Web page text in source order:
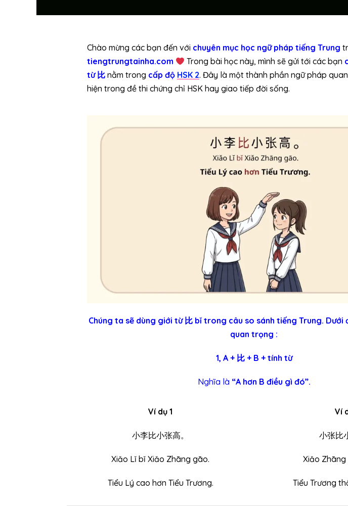
Chào mừng các bạn đến với chuyên mục học ngữ pháp tiếng Trung
tiengtrungtainha.com
Trong bài học này, mình sẽ gửi tới các bạn
từ 比 nằm trong cấp độ HSK 2. Đây là một thành phần ngữ pháp
hiện trong đề thi chứng chỉ HSK hay giao tiếp đời sống.
Chúng ta sẽ dùng giới từ 比 bǐ trong câu so sánh tiếng Trung. Dưới
quan trọng :
1, A + 比 + B + tính từ
Nghĩa là “A hơn B điều gì đó”.
Ví dụ 1
小李比小张高。
Xiǎo Lǐ bǐ Xiǎo Zhāng gāo.
Tiểu Lý cao hơn Tiểu Trương.
Ví
小张比
Xiǎo Zhāng
Tiểu Trương